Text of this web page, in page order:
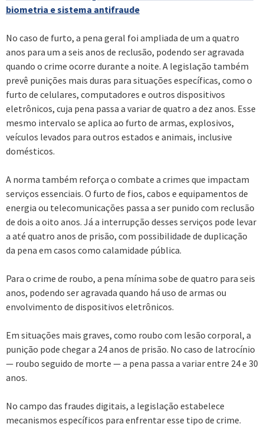
biometria e sistema antifraude
No caso de furto, a pena geral foi ampliada de um a quatro
anos para um a seis anos de reclusão, podendo ser agravada
quando o crime ocorre durante a noite. A legislação também
prevê punições mais duras para situações específicas, como o
furto de celulares, computadores e outros dispositivos
eletrônicos, cuja pena passa a variar de quatro a dez anos. Esse
mesmo intervalo se aplica ao furto de armas, explosivos,
veículos levados para outros estados e animais, inclusive
domésticos.
A norma também reforça o combate a crimes que impactam
serviços essenciais. O furto de fios, cabos e equipamentos de
energia ou telecomunicações passa a ser punido com reclusão
de dois a oito anos. Já a interrupção desses serviços pode levar
a até quatro anos de prisão, com possibilidade de duplicação
da pena em casos como calamidade pública.
Para o crime de roubo, a pena mínima sobe de quatro para seis
anos, podendo ser agravada quando há uso de armas ou
envolvimento de dispositivos eletrônicos.
Em situações mais graves, como roubo com lesão corporal, a
punição pode chegar a 24 anos de prisão. No caso de latrocínio
— roubo seguido de morte — a pena passa a variar entre 24 e 30
anos.
No campo das fraudes digitais, a legislação estabelece
mecanismos específicos para enfrentar esse tipo de crime.